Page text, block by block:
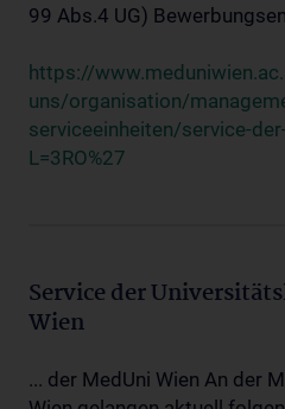
99 Abs.4 UG)
https://
uns/organisation/
serviceeinheiten/service-
L=3RO%27
Service der
Wien
... der MedUni Wien An der